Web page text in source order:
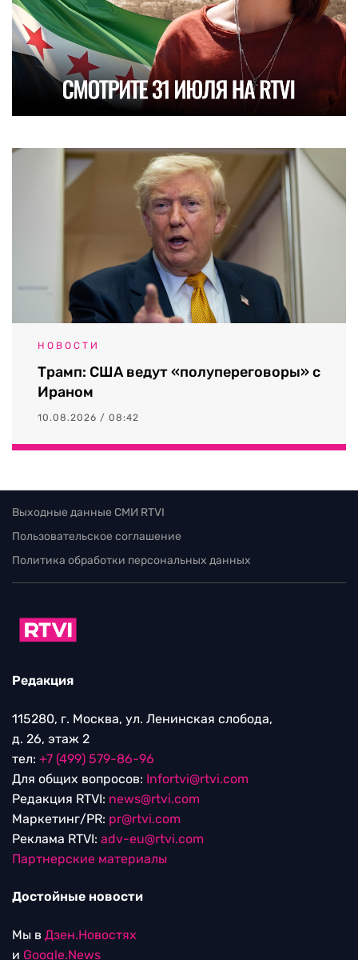
НОВОСТИ
Трамп: США ведут «полупереговоры» с
Ираном
10.08.2026 / 08:42
Выходные данные СМИ RTVI
Пользовательское соглашение
Политика обработки персональных данных
Редакция
115280, г. Москва, ул. Ленинская слобода,
д. 26, этаж 2
тел: +7 (499) 579-86-96
Для общих вопросов: Infortvi@rtvi.com
Редакция RTVI: news@rtvi.com
Маркетинг/PR: pr@rtvi.com
Реклама RTVI: adv-eu@rtvi.com
Партнерские материалы
Достойные новости
Мы в Дзен.Новостях
и Google.News